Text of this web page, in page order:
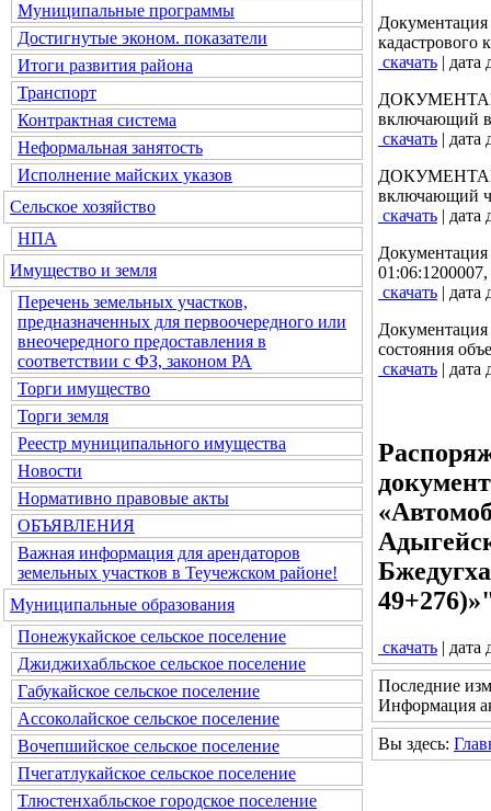
Муниципальные программы
Достигнутые эконом. показатели
Итоги развития района
Транспорт
Контрактная система
Неформальная занятость
Исполнение майских указов
Сельское хозяйство
НПА
Имущество и земля
Перечень земельных участков,
предназначенных для первоочередного или
внеочередного предоставления в
соответствии с ФЗ, законом РА
Торги имущество
Торги земля
Реестр муниципального имущества
Новости
Нормативно правовые акты
ОБЪЯВЛЕНИЯ
Важная информация для арендаторов
земельных участков в Теучежском районе!
Муниципальные образования
Понежукайское сельское поселение
Джиджихабльское сельское поселение
Габукайское сельское поселение
Ассоколайское сельское поселение
Вочепшийское сельское поселение
Пчегатлукайское сельское поселение
Тлюстенхабльское городское поселение
кадастрового
скачать | дата
включающий в
скачать | дата
включающий
скачать | дата
скачать | дата
состояния
скачать | дата
скачать | дата
Последние
Информация
Вы здесь: